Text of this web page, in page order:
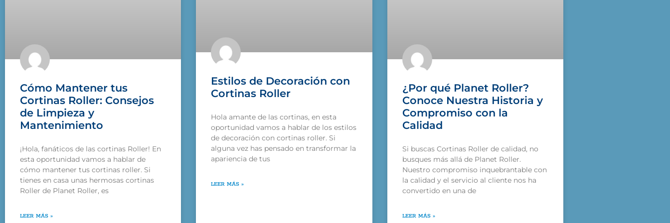
Cómo Mantener tus
Cortinas Roller: Consejos
de Limpieza y
Mantenimiento
¡Hola, fanáticos de las cortinas Roller! En
esta oportunidad vamos a hablar de
cómo mantener tus cortinas roller. Si
tienes en casa unas hermosas cortinas
Roller de Planet Roller, es
LEER MÁS »
Estilos de Decoración con
Cortinas Roller
Hola amante de las cortinas, en esta
oportunidad vamos a hablar de los estilos
de decoración con cortinas roller. Si
alguna vez has pensado en transformar la
apariencia de tus
LEER MÁS »
¿Por qué Planet Roller?
Conoce Nuestra Historia y
Compromiso con la
Calidad
Si buscas Cortinas Roller de calidad, no
busques más allá de Planet Roller.
Nuestro compromiso inquebrantable con
la calidad y el servicio al cliente nos ha
convertido en una de
LEER MÁS »